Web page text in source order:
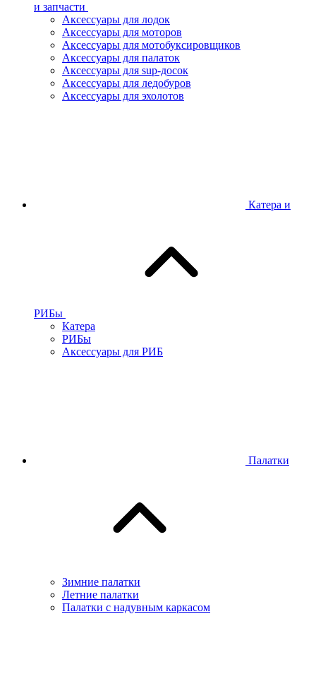
и запчасти
Аксессуары для лодок
Аксессуары для моторов
Аксессуары для мотобуксировщиков
Аксессуары для палаток
Аксессуары для sup-досок
Аксессуары для ледобуров
Аксессуары для эхолотов
Катера и
РИБы
Катера
РИБы
Аксессуары для РИБ
Палатки
Зимние палатки
Летние палатки
Палатки с надувным каркасом